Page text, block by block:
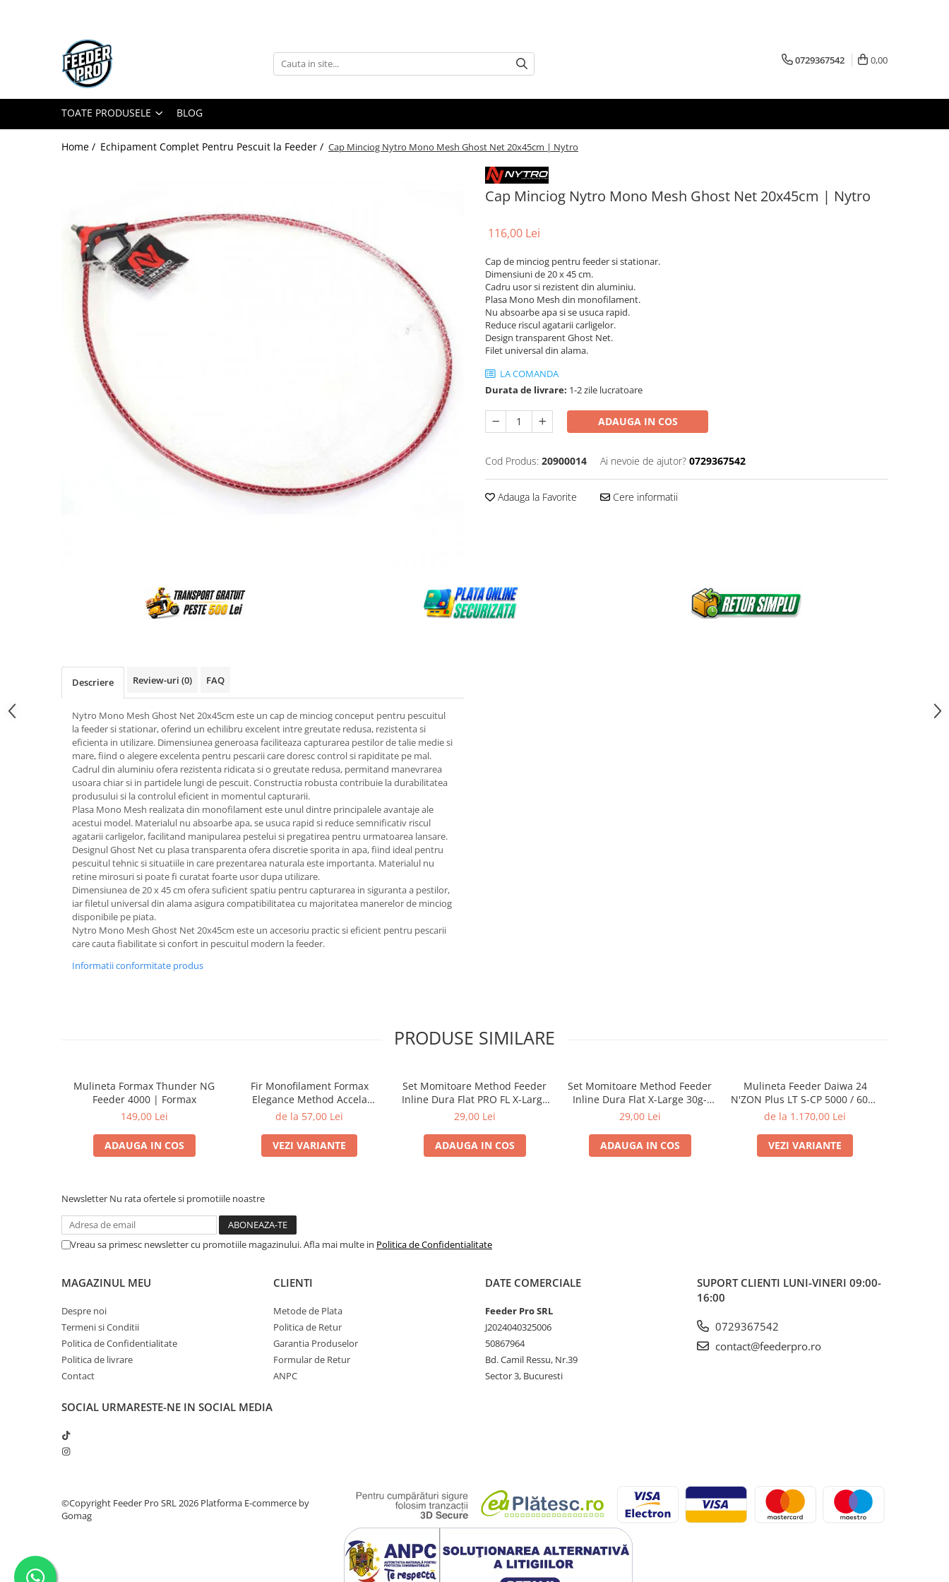
Toate Produsele
Accesorii Diverse
Mincioguri si Juvelnice
Scaune si Accesorii
Nade si Momeli
Accesorii Monturi
0729367542 0,00
TOATE PRODUSELE BLOG
Home / Echipament Complet Pentru Pescuit la Feeder / Cap Minciog Nytro Mono Mesh Ghost Net 20x45cm | Nytro
Cap Minciog Nytro Mono Mesh Ghost Net 20x45cm | Nytro
116,00 Lei
Cap de minciog pentru feeder si stationar.
Dimensiuni de 20 x 45 cm.
Cadru usor si rezistent din aluminiu.
Plasa Mono Mesh din monofilament.
Nu absoarbe apa si se usuca rapid.
Reduce riscul agatarii carligelor.
Design transparent Ghost Net.
Filet universal din alama.
LA COMANDA
Durata de livrare: 1-2 zile lucratoare
ADAUGA IN COS
Cod Produs: 20900014 Ai nevoie de ajutor? 0729367542
Adauga la Favorite Cere informatii
Descriere Review-uri (0) FAQ
Nytro Mono Mesh Ghost Net 20x45cm este un cap de minciog conceput pentru pescuitul
la feeder si stationar, oferind un echilibru excelent intre greutate redusa, rezistenta si
eficienta in utilizare. Dimensiunea generoasa faciliteaza capturarea pestilor de talie medie si
mare, fiind o alegere excelenta pentru pescarii care doresc control si rapiditate pe mal.
Cadrul din aluminiu ofera rezistenta ridicata si o greutate redusa, permitand manevrarea
usoara chiar si in partidele lungi de pescuit. Constructia robusta contribuie la durabilitatea
produsului si la controlul eficient in momentul capturarii.
Plasa Mono Mesh realizata din monofilament este unul dintre principalele avantaje ale
acestui model. Materialul nu absoarbe apa, se usuca rapid si reduce semnificativ riscul
agatarii carligelor, facilitand manipularea pestelui si pregatirea pentru urmatoarea lansare.
Designul Ghost Net cu plasa transparenta ofera discretie sporita in apa, fiind ideal pentru
pescuitul tehnic si situatiile in care prezentarea naturala este importanta. Materialul nu
retine mirosuri si poate fi curatat foarte usor dupa utilizare.
Dimensiunea de 20 x 45 cm ofera suficient spatiu pentru capturarea in siguranta a pestilor,
iar filetul universal din alama asigura compatibilitatea cu majoritatea manerelor de minciog
disponibile pe piata.
Nytro Mono Mesh Ghost Net 20x45cm este un accesoriu practic si eficient pentru pescarii
care cauta fiabilitate si confort in pescuitul modern la feeder.
Informatii conformitate produs
PRODUSE SIMILARE
Mulineta Formax Thunder NG
Feeder 4000 | Formax
149,00 Lei
ADAUGA IN COS
Fir Monofilament Formax
Elegance Method Accela
Distance Feeder Fluo 1000m |
de la 57,00 Lei
VEZI VARIANTE
Set Momitoare Method Feeder
Inline Dura Flat PRO FL X-Large
60g-70g-80g | PRO FL
29,00 Lei
ADAUGA IN COS
Set Momitoare Method Feeder
Inline Dura Flat X-Large 30g-
40g-50g | PRO FL
29,00 Lei
ADAUGA IN COS
Mulineta Feeder Daiwa 24
N'ZON Plus LT S-CP 5000 / 6000
| Daiwa
de la 1.170,00 Lei
VEZI VARIANTE
Newsletter Nu rata ofertele si promotiile noastre
Vreau sa primesc newsletter cu promotiile magazinului. Afla mai multe in Politica de Confidentialitate
MAGAZINUL MEU
Despre noi
Termeni si Conditii
Politica de Confidentialitate
Politica de livrare
Contact
CLIENTI
Metode de Plata
Politica de Retur
Garantia Produselor
Formular de Retur
ANPC
DATE COMERCIALE
Feeder Pro SRL
J2024040325006
50867964
Bd. Camil Ressu, Nr.39
Sector 3, Bucuresti
SUPORT CLIENTI LUNI-VINERI 09:00-
16:00
0729367542
contact@feederpro.ro
SOCIAL URMARESTE-NE IN SOCIAL MEDIA
©Copyright Feeder Pro SRL 2026 Platforma E-commerce by
Gomag